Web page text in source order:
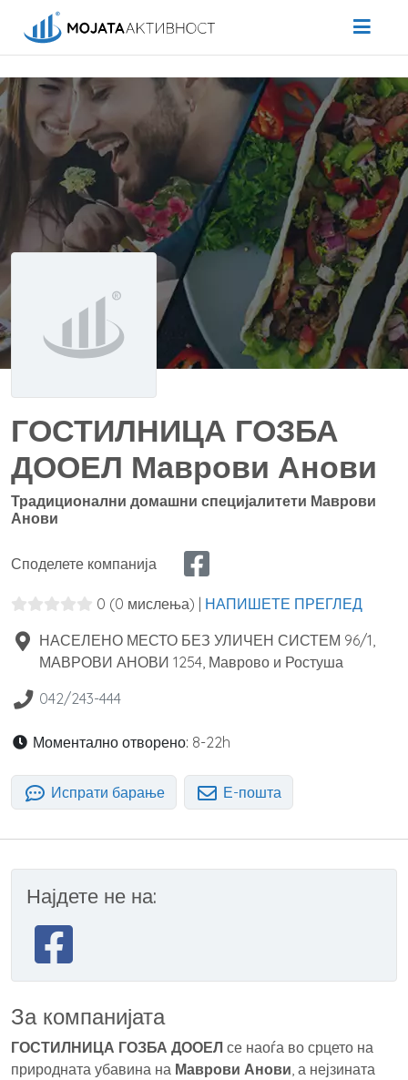
ГОСТИЛНИЦА ГОЗБА
ДООЕЛ Маврови Анови
Традиционални домашни специјалитети Маврови
Анови
Споделете компанија
0 (0 мислења) | НАПИШЕТЕ ПРЕГЛЕД
НАСЕЛЕНО МЕСТО БЕЗ УЛИЧЕН СИСТЕМ 96/1,
МАВРОВИ АНОВИ 1254, Маврово и Ростуша
042/243-444
Моментално отворено: 8-22h
Испрати барање Е-пошта
Најдете не на:
За компанијата
ГОСТИЛНИЦА ГОЗБА ДООЕЛ се наоѓа во срцето на
природната убавина на Маврови Анови , а нејзината